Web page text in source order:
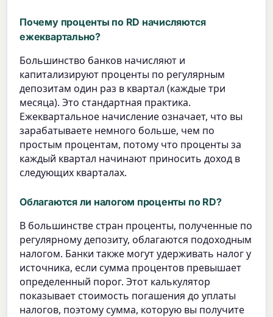
Почему проценты по RD начисляются
ежеквартально?
Большинство банков начисляют и
капитализируют проценты по регулярным
депозитам один раз в квартал (каждые три
месяца). Это стандартная практика.
Ежеквартальное начисление означает, что вы
зарабатываете немного больше, чем по
простым процентам, потому что проценты за
каждый квартал начинают приносить доход в
следующих кварталах.
Облагаются ли налогом проценты по RD?
В большинстве стран проценты, полученные по
регулярному депозиту, облагаются подоходным
налогом. Банки также могут удерживать налог у
источника, если сумма процентов превышает
определенный порог. Этот калькулятор
показывает стоимость погашения до уплаты
налогов, поэтому сумма, которую вы получите